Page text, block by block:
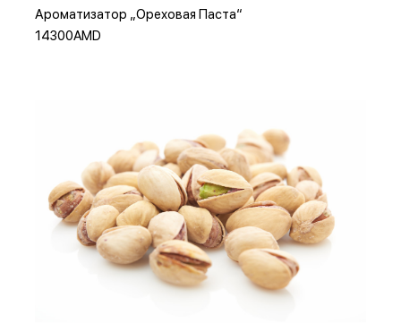
Ароматизатор „Ореховая Паста“
14300AMD